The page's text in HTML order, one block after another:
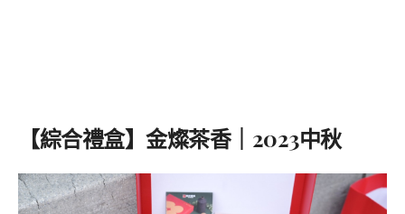
【綜合禮盒】金燦茶香｜2023中秋